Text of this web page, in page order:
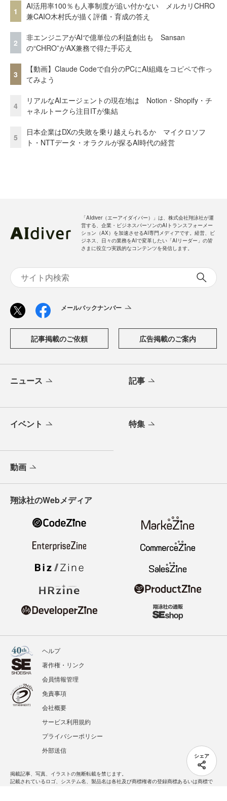
シェア
1
AI活用率100％も人事制度が追い付かない メルカリCHRO
兼CAIO木村氏が描く評価・育成の答え
2
非エンジニアがAIで億単位の利益創出も Sansan
の“CHRO”がAX兼務で得た手応え
3
【動画】Claude Codeで自分のPCにAI組織をコピペで作っ
てみよう
4
リアルなAIエージェントの現在地は Notion・Shopify・チ
ャネルトークら注目ITが集結
5
日本企業はDXの失敗を乗り越えられるか マイクロソフ
ト・NTTデータ・オラクルが探るAI時代の経営
「AIdiver（エーアイダイバー）」は、株式会社翔泳社が運
営する、企業・ビジネスパーソンのAIトランスフォーメー
ション（AX）を加速させるAI専門メディアです。経営、ビ
ジネス、日々の業務をAIで変革したい「AIリーダー」の皆
さまに役立つ実践的なコンテンツを発信します。
メールバックナンバー
記事掲載のご依頼 広告掲載のご案内
ニュース 記事
イベント 特集
動画
翔泳社のWebメディア
ヘルプ
著作権・リンク
会員情報管理
免責事項
会社概要
サービス利用規約
プライバシーポリシー
外部送信
掲載記事、写真、イラストの無断転載を禁じます。
記載されているロゴ、システム名、製品名は各社及び商標権者の登録商標あるいは商標で